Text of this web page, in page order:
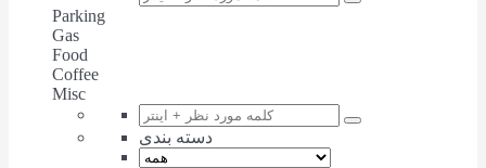
Parking
Gas
Food
Coffee
Misc
دسته بندی